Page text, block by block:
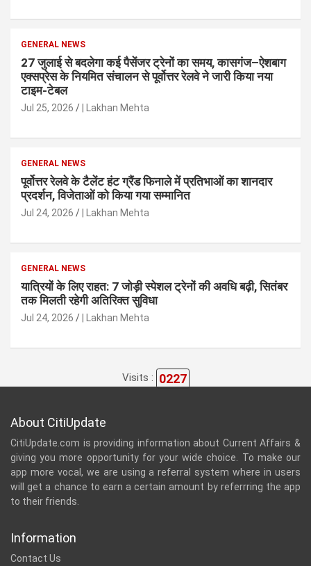
GENERAL NEWS
27 जुलाई से बदलेगा कई पैसेंजर ट्रेनों का समय, कासगंज–ऐशबाग
एक्सप्रेस के नियमित संचालन से पूर्वोत्तर रेलवे ने जारी किया नया
टाइम-टेबल
Jul 25, 2026 | Lakhan Mehta
GENERAL NEWS
पूर्वोत्तर रेलवे के टैलेंट हंट ग्रैंड फिनाले में प्रतिभाओं का शानदार
प्रदर्शन, विजेताओं को किया गया सम्मानित
Jul 24, 2026 | Lakhan Mehta
GENERAL NEWS
यात्रियों के लिए राहत: 7 जोड़ी स्पेशल ट्रेनों की अवधि बढ़ी, सितंबर
तक मिलती रहेगी अतिरिक्त सुविधा
Jul 24, 2026 | Lakhan Mehta
Visits : 0227
About CitiUpdate
CitiUpdate.com is providing information about Current Affairs &
giving you more opportunity for your wide choice. To make our
app more vocal, we are using a referral system where in users
will get a chance to earn a certain amount by referrring the app
to their friends.
Information
Contact Us